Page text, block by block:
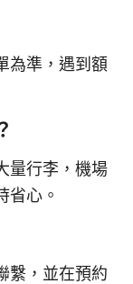
為準，遇到額
量行李，機場
省心。
繫，並在預約